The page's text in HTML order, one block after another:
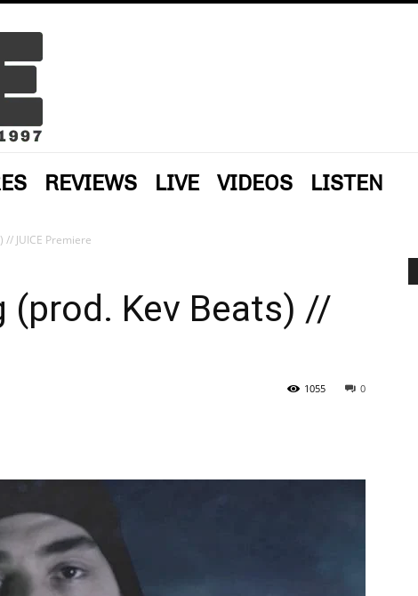
REVIEWS LIVE VIDEOS LISTEN
// JUICE Premiere
(prod. Kev Beats) //
0
1055